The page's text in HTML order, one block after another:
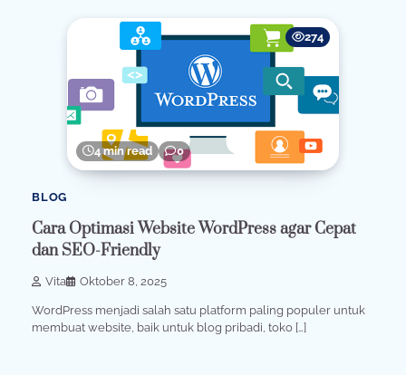
4 min read 0
274
BLOG
Cara Optimasi Website WordPress agar Cepat
dan SEO-Friendly
Vita Oktober 8, 2025
WordPress menjadi salah satu platform paling populer untuk
membuat website, baik untuk blog pribadi, toko […]